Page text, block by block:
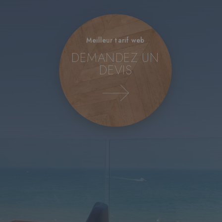
Meilleur tarif web
DEMANDEZ UN
DEVIS